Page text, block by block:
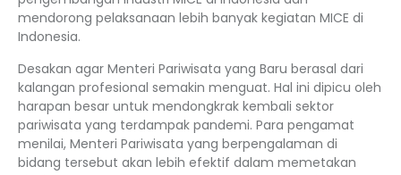
mendorong pelaksanaan lebih banyak kegiatan MICE di
Indonesia.
Desakan agar Menteri Pariwisata yang Baru berasal dari
kalangan profesional semakin menguat. Hal ini dipicu oleh
harapan besar untuk mendongkrak kembali sektor
pariwisata yang terdampak pandemi. Para pengamat
menilai, Menteri Pariwisata yang berpengalaman di
bidang tersebut akan lebih efektif dalam memetakan